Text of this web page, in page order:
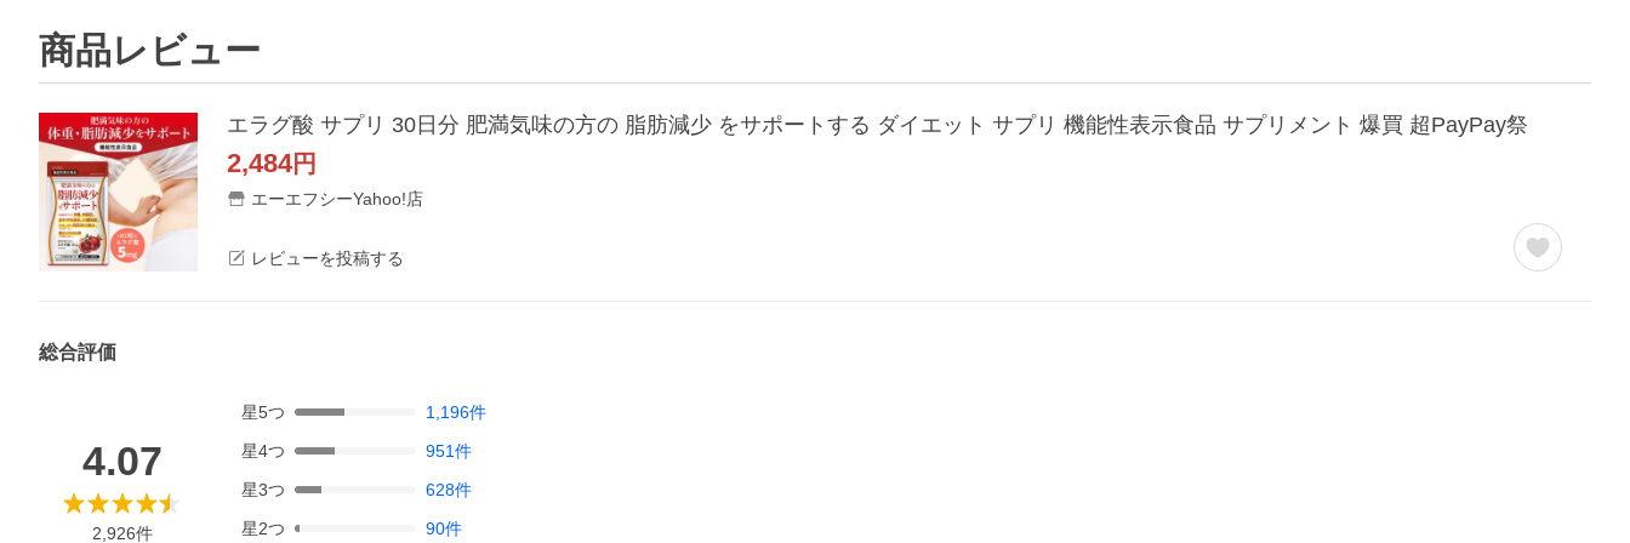
商品レビュー
エラグ酸 サプリ 30日分 肥満気味の方の 脂肪減少 をサポートする ダイエット サプリ 機能性表示食品 サプリメント 爆買 超PayPay祭
2,484円
エーエフシーYahoo!店
レビューを投稿する
総合評価
4.07
2,926件
星5つ 1,196件
星4つ 951件
星3つ 628件
星2つ 90件